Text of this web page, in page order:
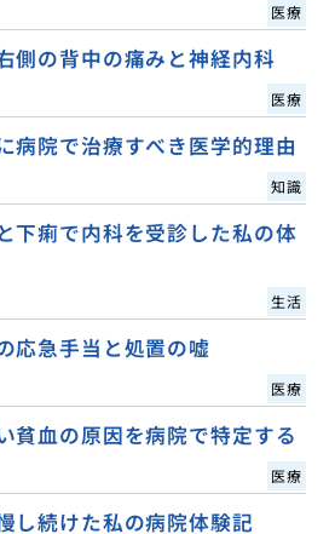
医療
側の背中の痛みと神経内科
医療
病院で治療すべき医学的理由
知識
下痢で内科を受診した私の体
生活
応急手当と処置の嘘
医療
貧血の原因を病院で特定する
医療
し続けた私の病院体験記